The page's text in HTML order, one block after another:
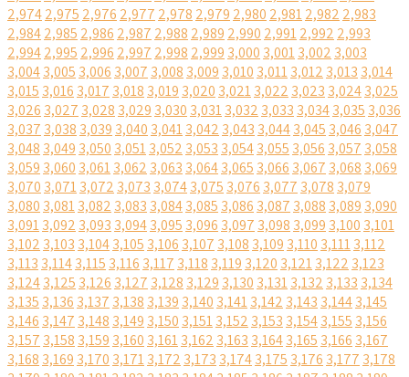
2,9742,975 2,976 2,977 2,978 2,979 2,980 2,9812,982 2,983
2,9842,985 2,986 2,987 2,988 2,989 2,990 2,9912,992 2,993
2,9942,995 2,996 2,997 2,998 2,999 3,000 3,0013,002 3,003
3,0043,005 3,006 3,007 3,008 3,009 3,010 3,0113,012 3,013 3,014
3,015 3,016 3,017 3,018 3,019 3,020 3,0213,022 3,023 3,0243,025
3,026 3,027 3,028 3,029 3,030 3,0313,032 3,033 3,0343,035 3,036
3,037 3,038 3,039 3,040 3,0413,042 3,043 3,0443,045 3,046 3,047
3,048 3,049 3,050 3,0513,052 3,053 3,0543,055 3,056 3,057 3,058
3,059 3,060 3,0613,062 3,063 3,0643,065 3,066 3,067 3,068 3,069
3,070 3,0713,072 3,073 3,0743,075 3,076 3,077 3,078 3,079
3,080 3,0813,082 3,083 3,0843,085 3,086 3,087 3,088 3,089 3,090
3,0913,092 3,093 3,0943,095 3,096 3,097 3,098 3,099 3,100 3,101
3,102 3,103 3,1043,105 3,106 3,107 3,108 3,109 3,110 3,1113,112
3,113 3,1143,115 3,116 3,117 3,118 3,119 3,120 3,1213,122 3,123
3,1243,125 3,126 3,127 3,128 3,129 3,130 3,1313,132 3,133 3,134
3,135 3,136 3,137 3,138 3,139 3,140 3,1413,142 3,143 3,1443,145
3,146 3,147 3,148 3,149 3,150 3,1513,152 3,153 3,1543,155 3,156
3,157 3,158 3,159 3,160 3,1613,162 3,163 3,1643,165 3,166 3,167
3,168 3,169 3,170 3,1713,172 3,173 3,1743,175 3,176 3,177 3,178